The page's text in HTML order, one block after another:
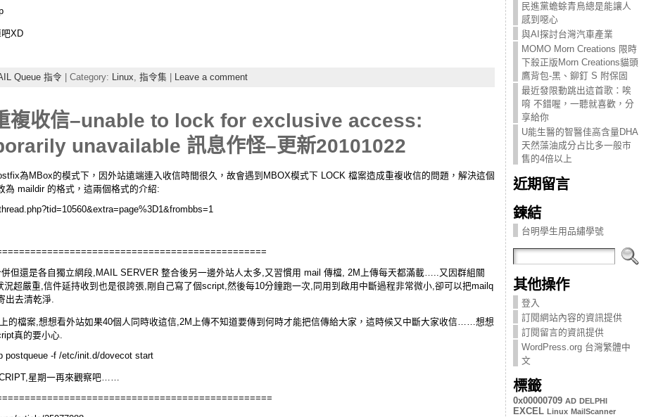
XD
Queue 指令 | Category: Linux, 指令集 Leave a comment
複收信–unable to lock for exclusive access:
unavailable 訊息作怪–更新20101022
為MBox的模式下，因外站遠端連入收信時間很久，故會遇到MBOX模式下 LOCK 檔案造成重複收信的問題，解決這個
為 maildir 的格式，這兩個格式的介紹:
但還是各自獨立網段,MAIL SERVER 整合後另一邊外站人太多,又習慣用 mail 傳檔, 2M上傳每天都滿載…..又因群組關
超嚴重,信件延持收到也是很誇張,剛自己寫了個script,然後每10分鐘跑一次,同用到啟用中斷過程非常微小,卻可以把mailq
出去清乾淨.
的檔案,想想看外站如果40個人同時收這信,2M上傳不知道要傳到何時才能把信傳給大家，這時候又中斷大家收信……想想
真的要小心.
postqueue -f /etc/init.d/dovecot start
星期一再來觀察吧……
民進黨蟾蜍青鳥總是能讓人
感到噁心
與AI探討台灣汽車產業
MOMO Morn Creations 限時
下殺正版Morn Creations貓頭
鷹背包-黑、鉚釘 S 附保固
最近發限動跳出這首歌：唉
唷 不錯喔，一聽就喜歡，分
享給你
U能生醫的智醫佳高含量DHA
天然藻油成分占比多一般市
售的4倍以上
近期留言
鍊結
台明學生用品繡學號
其他操作
登入
訂閱網站內容的資訊提供
訂閱留言的資訊提供
WordPress.org 台灣繁體中
文
標籤
0x00000709 AD DELPHI
EXCEL Linux MailScanner